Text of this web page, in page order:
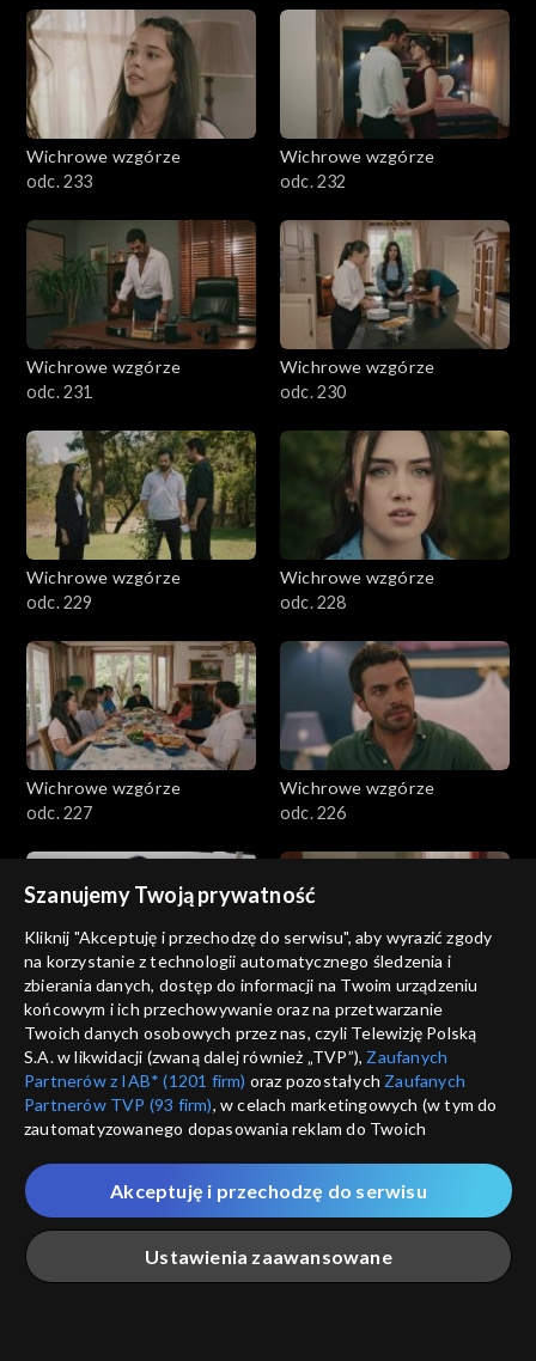
Wichrowe wzgórze
odc. 233
Wichrowe wzgórze
odc. 232
Wichrowe wzgórze
odc. 231
Wichrowe wzgórze
odc. 230
Wichrowe wzgórze
odc. 229
Wichrowe wzgórze
odc. 228
Wichrowe wzgórze
odc. 227
Wichrowe wzgórze
odc. 226
Wichrowe wzgórze
odc. 225
Wichrowe wzgórze
odc. 224
Wichrowe wzgórze
odc. 223
Wichrowe wzgórze
odc. 222
Szanujemy Twoją prywatność
Kliknij "Akceptuję i przechodzę do serwisu", aby wyrazić zgody
na korzystanie z technologii automatycznego śledzenia i
zbierania danych, dostęp do informacji na Twoim urządzeniu
końcowym i ich przechowywanie oraz na przetwarzanie
Twoich danych osobowych przez nas, czyli Telewizję Polską
S.A. w likwidacji (zwaną dalej również „TVP”), Zaufanych
Partnerów z IAB* (1201 firm) oraz pozostałych Zaufanych
Partnerów TVP (93 firm), w celach marketingowych (w tym do
zautomatyzowanego dopasowania reklam do Twoich
które wskazujemy poniżej, a także zgody na udostępnianie
przez nas identyfikatora PPID do Google.
Twoje dane osobowe zbierane podczas odwiedzania przez
Ciebie naszych
poszczególnych serwisówzwanych dalej
„Portalem”, w tym informacje zapisywane za pomocą
Ustawienia zaawansowane
Akceptuję i przechodzę do serwisu